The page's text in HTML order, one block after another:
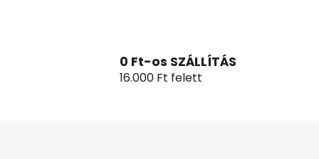
0 Ft-os SZÁLLÍTÁS
16.000 Ft felett